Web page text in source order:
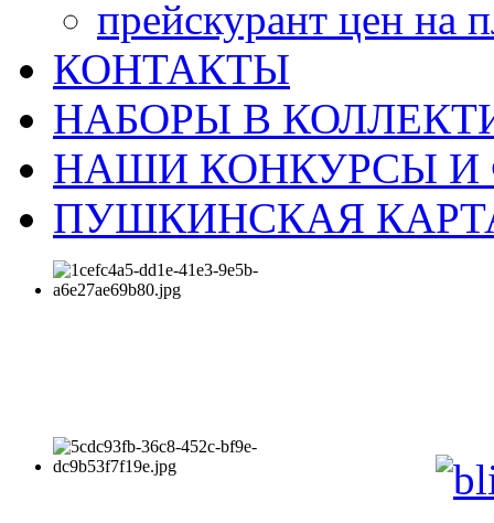
прейскурант цен на
КОНТАКТЫ
НАБОРЫ В
НАШИ КОНКУРСЫ И
ПУШКИНСКАЯ